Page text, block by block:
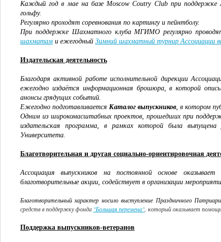
Каждый год в мае на базе Moscow Coutry Club при
гольфу.
Регулярно проходят соревнования по картингу и пейнтболу.
При поддержке Шахматного клуба МГИМО регулярно
шахматам и ежегодный Зимний шахматный турнир Ассоциации
Издательская деятельность
Благодаря активной работе исполнительной дирекции
ежегодно издаётся информационная брошюра, в которой
анонсы грядущих событий.
Ежегодно подготавливается Каталог выпускников, в котором
Одним из широкомасштабных проектов, прошедших при
издательская программа, в рамках которой была выпущена
Университета.
Благотворительная и другая социально-ориентировочная
Ассоциация выпускников на постоянной основе
благотворительные акции, содействует в организации
Благотворительный характер носило выступление Праздничного
средств в поддержку фонда "Большая перемена" который оказывает
Поддержка выпускников-ветеранов